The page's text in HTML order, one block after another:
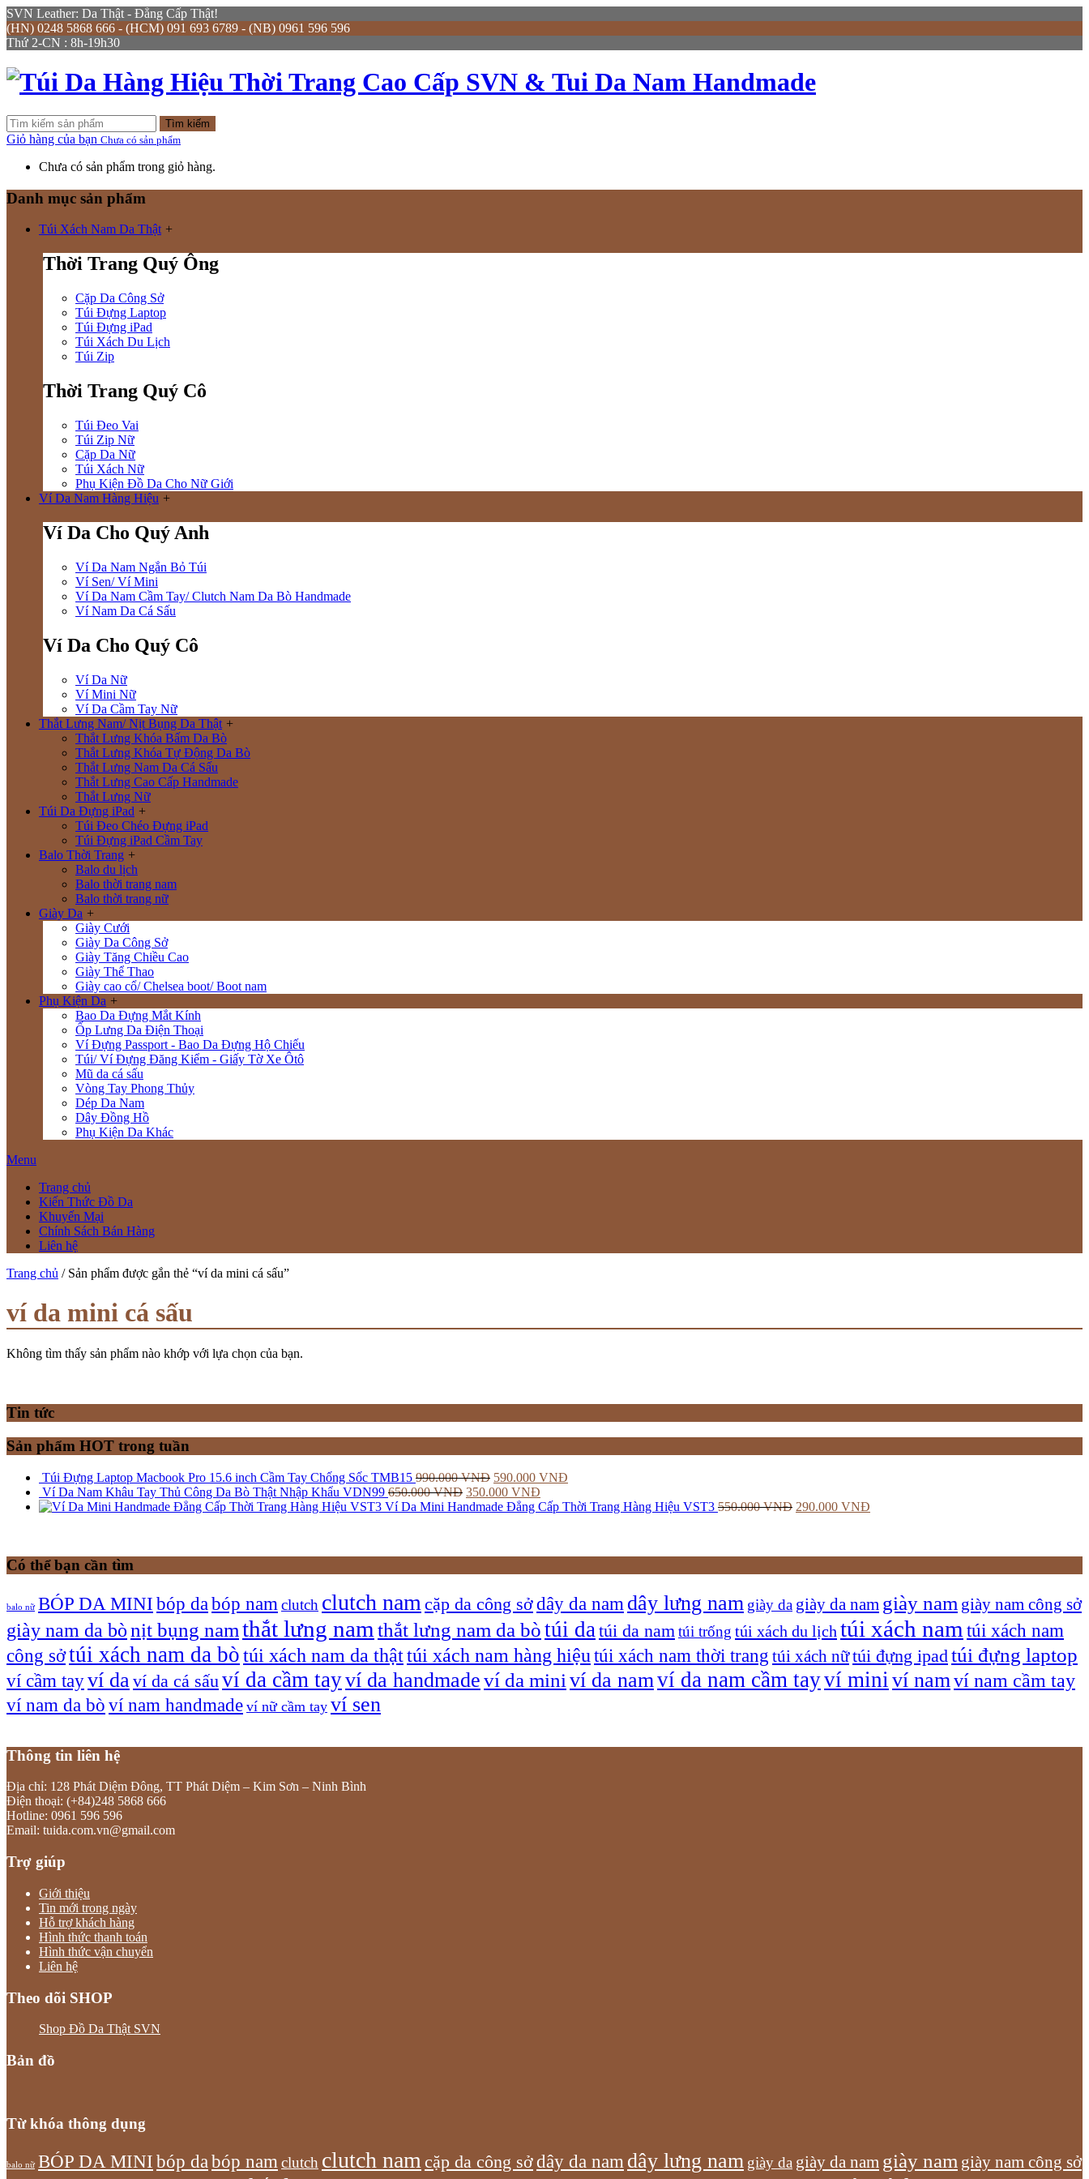
SVN Leather: Da Thật - Đẳng Cấp Thật!
(HN) 0248 5868 666 - (HCM) 091 693 6789 - (NB) 0961 596 596
Thứ 2-CN : 8h-19h30
Tìm kiếm
Giỏ hàng của bạn Chưa có sản phẩm
Chưa có sản phẩm trong giỏ hàng.
Danh mục sản phẩm
Túi Xách Nam Da Thật +
Thời Trang Quý Ông
Cặp Da Công Sở
Túi Đựng Laptop
Túi Đựng iPad
Túi Xách Du Lịch
Túi Zip
Thời Trang Quý Cô
Túi Đeo Vai
Túi Zip Nữ
Cặp Da Nữ
Túi Xách Nữ
Phụ Kiện Đồ Da Cho Nữ Giới
Ví Da Nam Hàng Hiệu +
Ví Da Cho Quý Anh
Ví Da Nam Ngắn Bỏ Túi
Ví Sen/ Ví Mini
Ví Da Nam Cầm Tay/ Clutch Nam Da Bò Handmade
Ví Nam Da Cá Sấu
Ví Da Cho Quý Cô
Ví Da Nữ
Ví Mini Nữ
Ví Da Cầm Tay Nữ
Thắt Lưng Nam/ Nịt Bụng Da Thật +
Thắt Lưng Khóa Bấm Da Bò
Thắt Lưng Khóa Tự Động Da Bò
Thắt Lưng Nam Da Cá Sấu
Thắt Lưng Cao Cấp Handmade
Thắt Lưng Nữ
Túi Da Đựng iPad +
Túi Đeo Chéo Đựng iPad
Túi Đựng iPad Cầm Tay
Balo Thời Trang +
Balo du lịch
Balo thời trang nam
Balo thời trang nữ
Giày Da +
Giày Cưới
Giày Da Công Sở
Giày Tăng Chiều Cao
Giày Thể Thao
Giày cao cổ/ Chelsea boot/ Boot nam
Phụ Kiện Da +
Bao Da Đựng Mắt Kính
Ốp Lưng Da Điện Thoại
Ví Đựng Passport - Bao Da Đựng Hộ Chiếu
Túi/ Ví Đựng Đăng Kiểm - Giấy Tờ Xe Ôtô
Mũ da cá sấu
Vòng Tay Phong Thủy
Dép Da Nam
Dây Đồng Hồ
Phụ Kiện Da Khác
Menu
Trang chủ
Kiến Thức Đồ Da
Khuyến Mại
Chính Sách Bán Hàng
Liên hệ
Trang chủ / Sản phẩm được gắn thẻ “ví da mini cá sấu”
ví da mini cá sấu
Không tìm thấy sản phẩm nào khớp với lựa chọn của bạn.
Tin tức
Sản phẩm HOT trong tuần
Túi Đựng Laptop Macbook Pro 15.6 inch Cầm Tay Chống Sốc TMB15 990.000VNĐ 590.000 VNĐ
Ví Da Nam Khâu Tay Thủ Công Da Bò Thật Nhập Khẩu VDN99 650.000VNĐ 350.000 VNĐ
Ví Da Mini Handmade Đẳng Cấp Thời Trang Hàng Hiệu VST3 550.000VNĐ 290.000 VNĐ
Có thể bạn cần tìm
balo nữ BÓP DA MINI bóp dabóp nam clutch clutch nam cặp da công sởdây da nam dây lưng nam giày da giày da nam giày nam giày nam công sở
giày nam da bònịt bụng namthắt lưng nam thắt lưng nam da bòtúi datúi da namtúi trống túi xách du lịch túi xách nam túi xách nam
công sởtúi xách nam da bòtúi xách nam da thậttúi xách nam hàng hiệu túi xách nam thời trang túi xách nữtúi đựng ipadtúi đựng laptop
ví cầm tayví daví da cá sấuví da cầm tayví da handmadeví da mini ví da namví da nam cầm tayví miniví namví nam cầm tay
ví nam da bò ví nam handmade ví nữ cầm tay ví sen
Thông tin liên hệ
Địa chỉ: 128 Phát Diệm Đông, TT Phát Diệm – Kim Sơn – Ninh Bình
Điện thoại: (+84)248 5868 666
Hotline: 0961 596 596
Email: tuida.com.vn@gmail.com
Trợ giúp
Giới thiệu
Tin mới trong ngày
Hỗ trợ khách hàng
Hình thức thanh toán
Hình thức vận chuyển
Liên hệ
Theo dõi SHOP
Shop Đồ Da Thật SVN
Bản đồ
Từ khóa thông dụng
balo nữ BÓP DA MINI bóp dabóp namclutch clutch namcặp da công sởdây da namdây lưng nam giày da giày da nam giày nam giày nam công sở